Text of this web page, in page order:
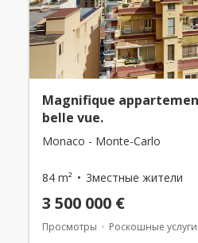
Magnifique
belle vue.
Monaco - Monte-Carlo
84 m² 3местные жители
3 500 000 €
Просмотры Роскошные услуги